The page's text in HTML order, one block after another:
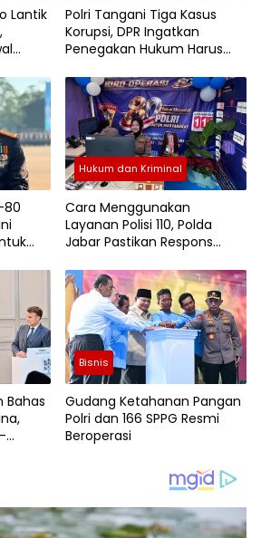
Lantik
Polri Tangani Tiga Kasus
Korupsi, DPR Ingatkan
Penegakan Hukum Harus
80
Hukum dan Kriminal
Cara Menggunakan
Layanan Polisi 110, Polda
Jabar Pastikan Respons
Bahas
Bisnis
Gudang Ketahanan Pangan
Polri dan 166 SPPG Resmi
Beroperasi